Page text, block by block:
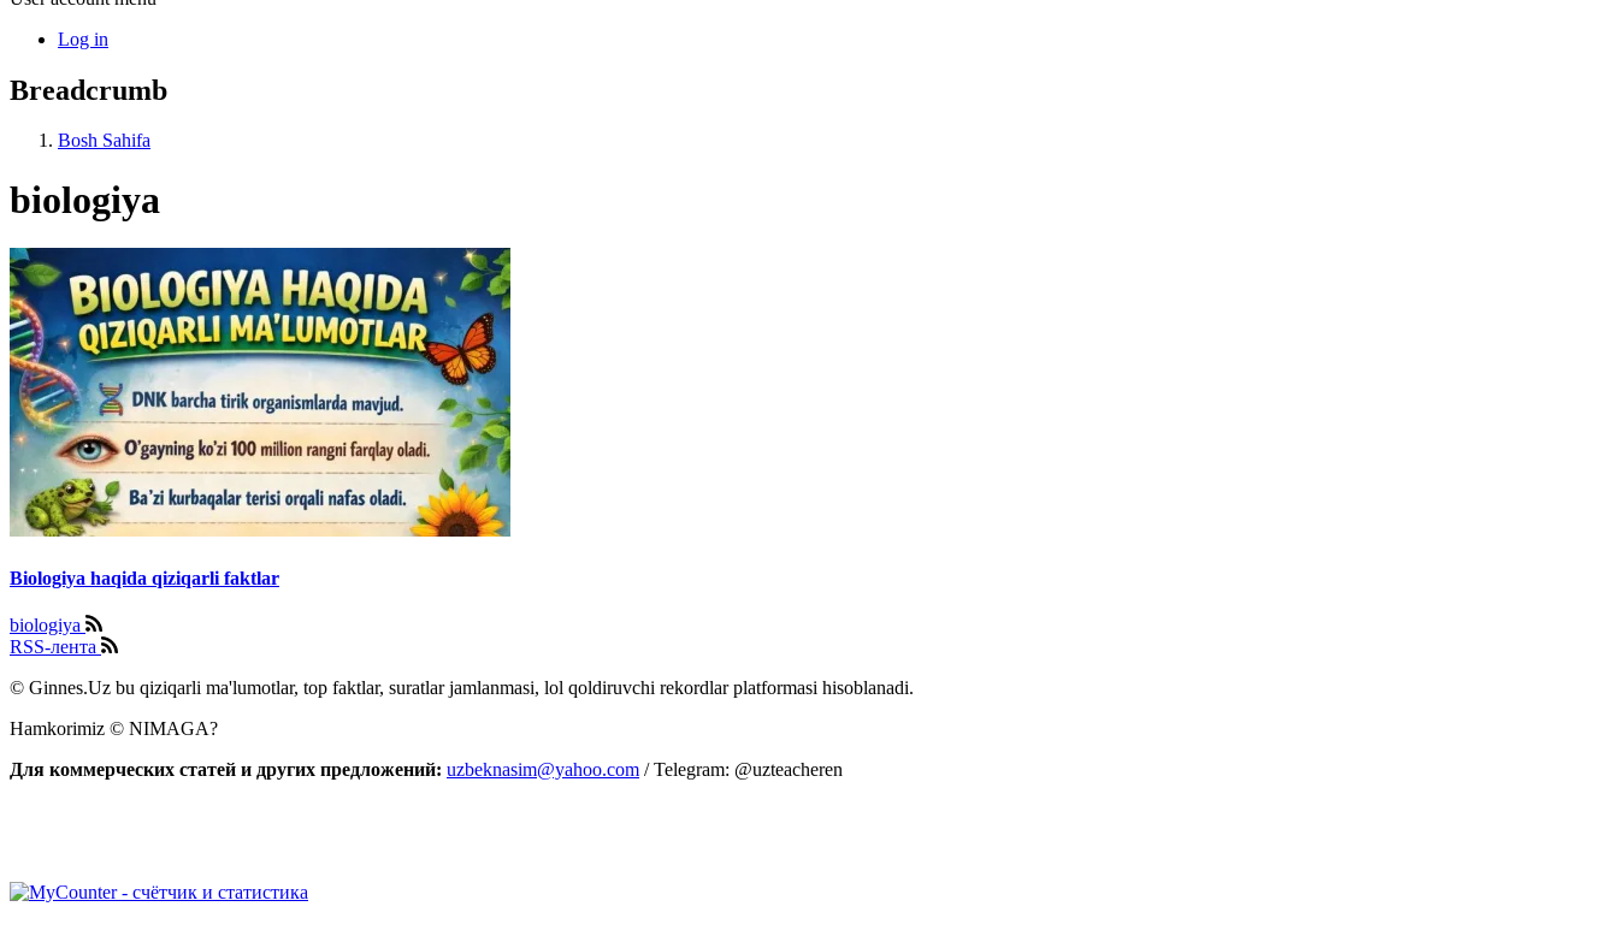
Log in
Breadcrumb
Bosh Sahifa
biologiya
Biologiya haqida qiziqarli faktlar
biologiya
RSS-лента
© Ginnes.Uz bu qiziqarli ma'lumotlar, top faktlar, suratlar jamlanmasi, lol qoldiruvchi rekordlar platformasi hisoblanadi.
Hamkorimiz © NIMAGA?
Для коммерческих статей и других предложений: uzbeknasim@yahoo.com / Telegram: @uzteacheren